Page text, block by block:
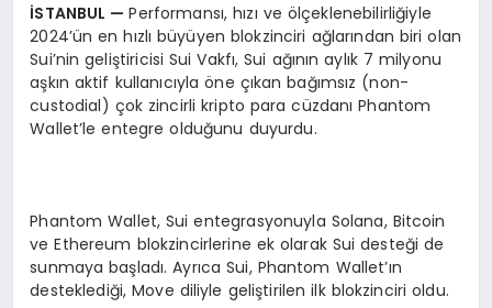
İSTANBUL —Performansı, hızı ve ölçeklenebilirliğiyle
2024’ün en hızlı büyüyen blokzinciri ağlarından biri olan
Sui’nin geliştiricisi Sui Vakfı, Sui ağının aylık 7 milyonu
aşkın aktif kullanıcıyla öne çıkan bağımsız (non-
custodial) çok zincirli kripto para cüzdanı Phantom
Wallet’le entegre olduğunu duyurdu.
Phantom Wallet, Sui entegrasyonuyla Solana, Bitcoin
ve Ethereum blokzincirlerine ek olarak Sui desteği de
sunmaya başladı. Ayrıca Sui, Phantom Wallet’ın
desteklediği, Move diliyle geliştirilen ilk blokzinciri oldu.